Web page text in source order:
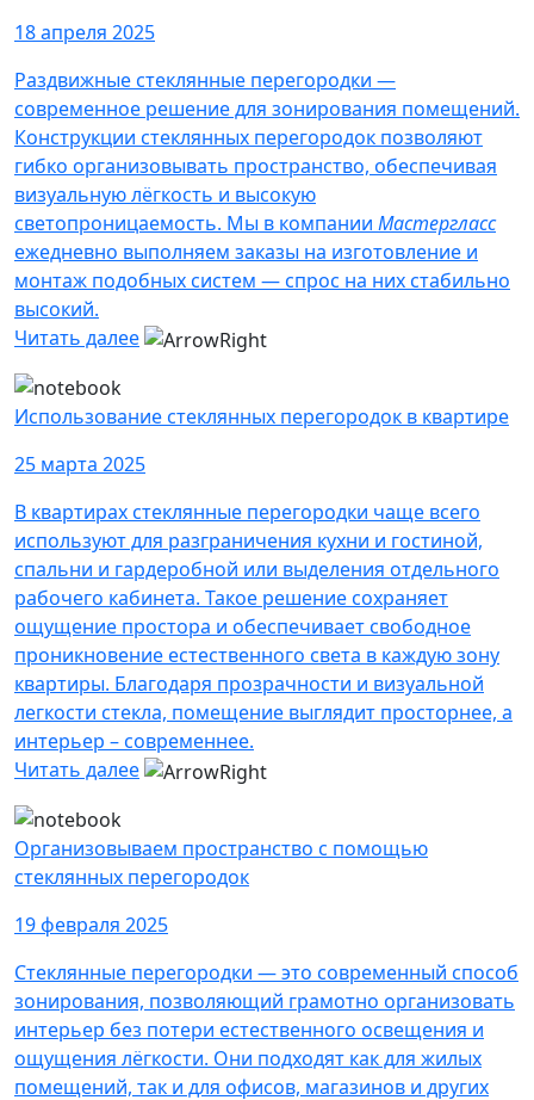
18 апреля 2025
Раздвижные стеклянные перегородки —
современное решение для зонирования помещений.
Конструкции стеклянных перегородок позволяют
гибко организовывать пространство, обеспечивая
визуальную лёгкость и высокую
светопроницаемость. Мы в компании Мастергласс
ежедневно выполняем заказы на изготовление и
монтаж подобных систем — спрос на них стабильно
высокий.
Читать далее
Использование стеклянных перегородок в квартире
25 марта 2025
В квартирах стеклянные перегородки чаще всего
используют для разграничения кухни и гостиной,
спальни и гардеробной или выделения отдельного
рабочего кабинета. Такое решение сохраняет
ощущение простора и обеспечивает свободное
проникновение естественного света в каждую зону
квартиры. Благодаря прозрачности и визуальной
легкости стекла, помещение выглядит просторнее, а
интерьер – современнее.
Читать далее
Организовываем пространство с помощью
стеклянных перегородок
19 февраля 2025
Стеклянные перегородки — это современный способ
зонирования, позволяющий грамотно организовать
интерьер без потери естественного освещения и
ощущения лёгкости. Они подходят как для жилых
помещений, так и для офисов, магазинов и других